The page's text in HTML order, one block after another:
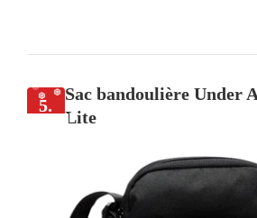
5.
Sac bandoulière Under
Lite